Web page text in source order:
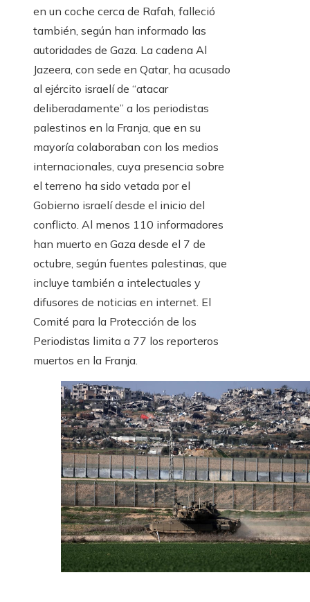
en un coche cerca de Rafah, falleció
también, según han informado las
autoridades de Gaza. La cadena Al
Jazeera, con sede en Qatar, ha acusado
al ejército israelí de “atacar
deliberadamente” a los periodistas
palestinos en la Franja, que en su
mayoría colaboraban con los medios
internacionales, cuya presencia sobre
el terreno ha sido vetada por el
Gobierno israelí desde el inicio del
conflicto. Al menos 110 informadores
han muerto en Gaza desde el 7 de
octubre, según fuentes palestinas, que
incluye también a intelectuales y
difusores de noticias en internet. El
Comité para la Protección de los
Periodistas limita a 77 los reporteros
muertos en la Franja.